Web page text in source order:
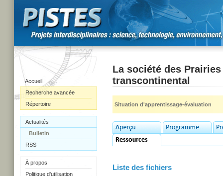
Accueil
Recherche avancée
Répertoire
Actualités
Bulletin
RSS
À propos
Politique d'utilisation
La société des
transcontinental
Situation d'apprentissage-évaluation
Liste des fichiers